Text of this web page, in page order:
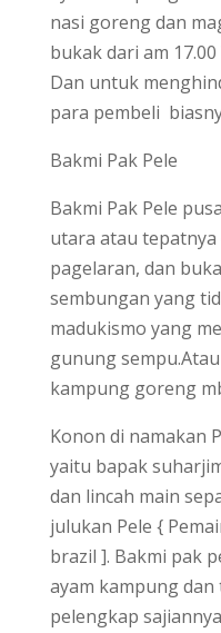
nasi goreng dan
bukak dari am
Dan untuk
para pembeli
Bakmi Pak Pele
Bakmi Pak Pele
utara atau
pagelaran, dan
sembungan yang
madukismo yang
gunung
kampung goreng
Konon di namakan
yaitu bapak
dan lincah main
julukan Pele {
brazil ]. Bakmi pak
ayam kampung
pelengkap